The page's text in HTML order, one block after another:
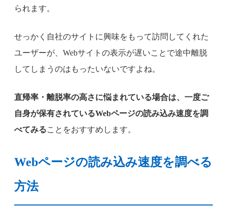
られます。
せっかく自社のサイトに興味をもって訪問してくれた
ユーザーが、Webサイトの表示が遅いことで途中離脱
してしまうのはもったいないですよね。
直帰率・離脱率の高さに悩まれている場合は、一度ご
自身が保有されているWebページの読み込み速度を調
べてみることをおすすめします。
Webページの読み込み速度を調べる
方法